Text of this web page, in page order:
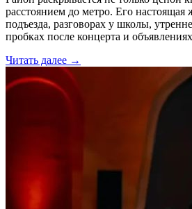
расстоянием до метро. Его
подъезда, разговорах у школы,
пробках после концерта и
Читать далее →